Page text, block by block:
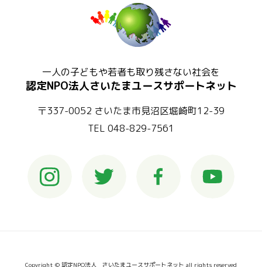
一人の子どもや若者も取り残さない社会を
認定NPO法人さいたまユースサポートネット
〒337-0052 さいたま市見沼区堀崎町12-39
TEL 048-829-7561
Copyright © 認定NPO法人 さいたまユースサポートネット all rights reserved